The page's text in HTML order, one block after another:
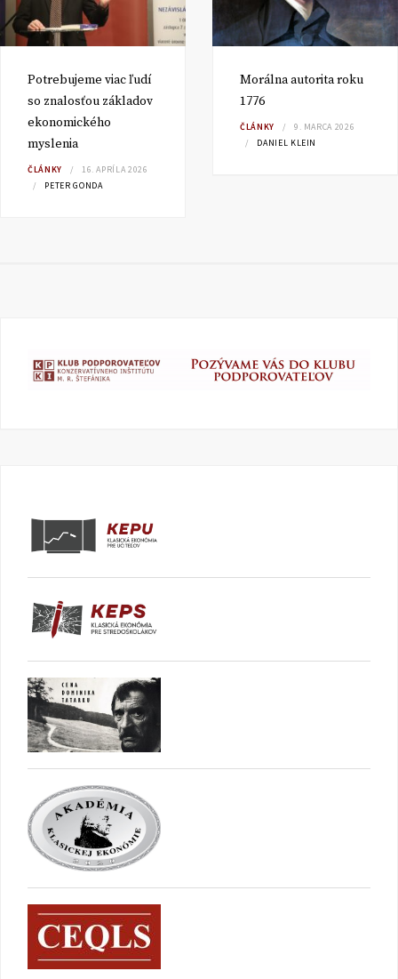
Potrebujeme viac ľudí
so znalosťou základov
ekonomického
myslenia
ČLÁNKY
16. APRÍLA 2026
PETER GONDA
Morálna autorita roku
1776
ČLÁNKY
9. MARCA 2026
DANIEL KLEIN